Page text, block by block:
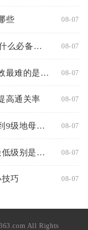
些 08-07
少年三国志2019阵容中有什么必备的平民角色 08-07
三国志幻想大陆中技能动效最难的是什么 08-07
高通关率 08-07
在三国志战略版中如何找到9级地母的位置 08-07
大掌门2转换弟子所需的最低级别是多少 08-07
巧 08-07
All Rights